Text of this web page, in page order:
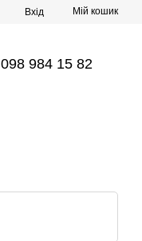
Вхід Мій кошик
098 984 15 82